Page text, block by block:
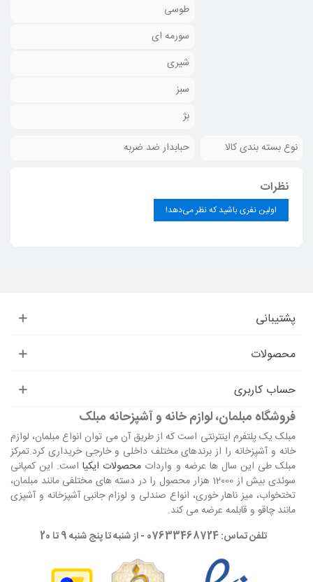
طوسی
سورمه ای
شیری
سبز
بژ
نوع بسته بندی کالا
حبابدار ضد ضربه
نظرات
اولین نفری باشید که نظر می‌دهد!
پشتیبانی
محصولات
حساب کاربری
فروشگاه مبلمان، لوازم خانه و آشپزحانه مبلک
مبلک یک پلتفرم اینترنتی است که از طریق آن می توان انواع مبلمان، لوازم
خانه و آشپزخانه را از برندهای مختلف داخلی و خارجی خریداری کرد.تمرکز
مبلک طی این سال ها عرضه و واردات محصولات ایکیااست. این کمپانی
سوئدی بیش از 12000 هزار محصول را در دسته های مختلفی مانند مبلمان،
تختخواب، میز ناهار خوری، انواع صندلی و لوزام جانبی آشپزخانه و آشپزی
مانند چاقو و قابلمه عرضه می کند.
تلفن تماس: 07633468724 - از شنبه تا پنج شنبه 9 تا 20